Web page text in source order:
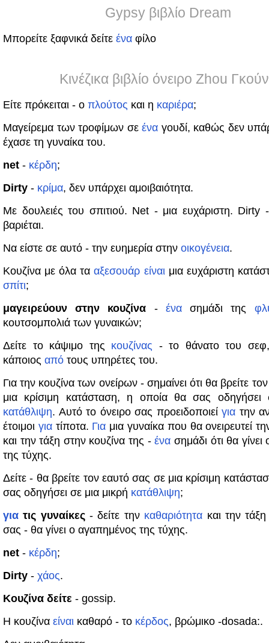
Gypsy βιβλίο Dream
Μπορείτε ξαφνικά δείτε ένα φίλο
Κινέζικα βιβλίο όνειρο Zhou
Είτε πρόκειται - ο πλούτος και η καριέρα;
Μαγείρεμα των τροφίμων σε ένα γουδί, καθώς δεν
έχασε τη γυναίκα του.
net - κέρδη;
Dirty - κρίμα, δεν υπάρχει αμοιβαιότητα.
Με δουλειές του σπιτιού. Net - μια ευχάριστη. Dirty
βαριέται.
Να είστε σε αυτό - την ευημερία στην οικογένεια.
Κουζίνα με όλα τααξεσουάρ είναιμια ευχάριστη
σπίτι;
μαγειρεύουν στην κουζίνα - ένασημάδι της
κουτσομπολιά των γυναικών;
Δείτε το κάψιμο της κουζίνας - το θάνατο του
κάποιος από τους υπηρέτες του.
Για την κουζίνα των ονείρων - σημαίνει ότι θα βρείτε
μια κρίσιμη κατάσταση, η οποία θα σας οδηγήσει
κατάθλιψη. Αυτό το όνειρο σας προειδοποιεί για την
έτοιμοι γιατίποτα. Για μια γυναίκα που θα ονειρευτεί
και την τάξη στην κουζίνα της -ένα σημάδι ότι θα
της τύχης.
Δείτε - θα βρείτε τον εαυτό σας σε μια κρίσιμη
σας οδηγήσει σε μια μικρή κατάθλιψη;
για τις γυναίκες- δείτε την καθαριότητα και την
σας - θα γίνει ο αγαπημένος της τύχης.
net - κέρδη;
Dirty - χάος.
Κουζίνα δείτε - gossip.
Η κουζίνα είναι καθαρό - το κέρδος, βρώμικο -dosada:.